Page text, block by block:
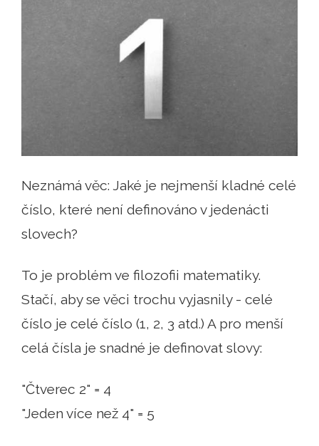
Neznámá věc: Jaké je nejmenší kladné celé
číslo, které není definováno v jedenácti
slovech?
To je problém ve filozofii matematiky.
Stačí, aby se věci trochu vyjasnily - celé
číslo je celé číslo (1, 2, 3 atd.) A pro menší
celá čísla je snadné je definovat slovy:
"Čtverec 2" = 4
"Jeden více než 4" = 5